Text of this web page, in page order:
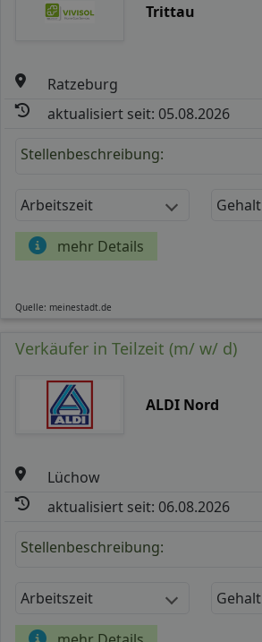
Trittau
Ratzeburg
aktualisiert seit: 05.08.2026
Stellenbeschreibung:
Arbeitszeit Gehalt
mehr Details
Quelle: meinestadt.de
Verkäufer in Teilzeit (m/ w/ d)
ALDI Nord
Lüchow
aktualisiert seit: 06.08.2026
Stellenbeschreibung:
Arbeitszeit Gehalt